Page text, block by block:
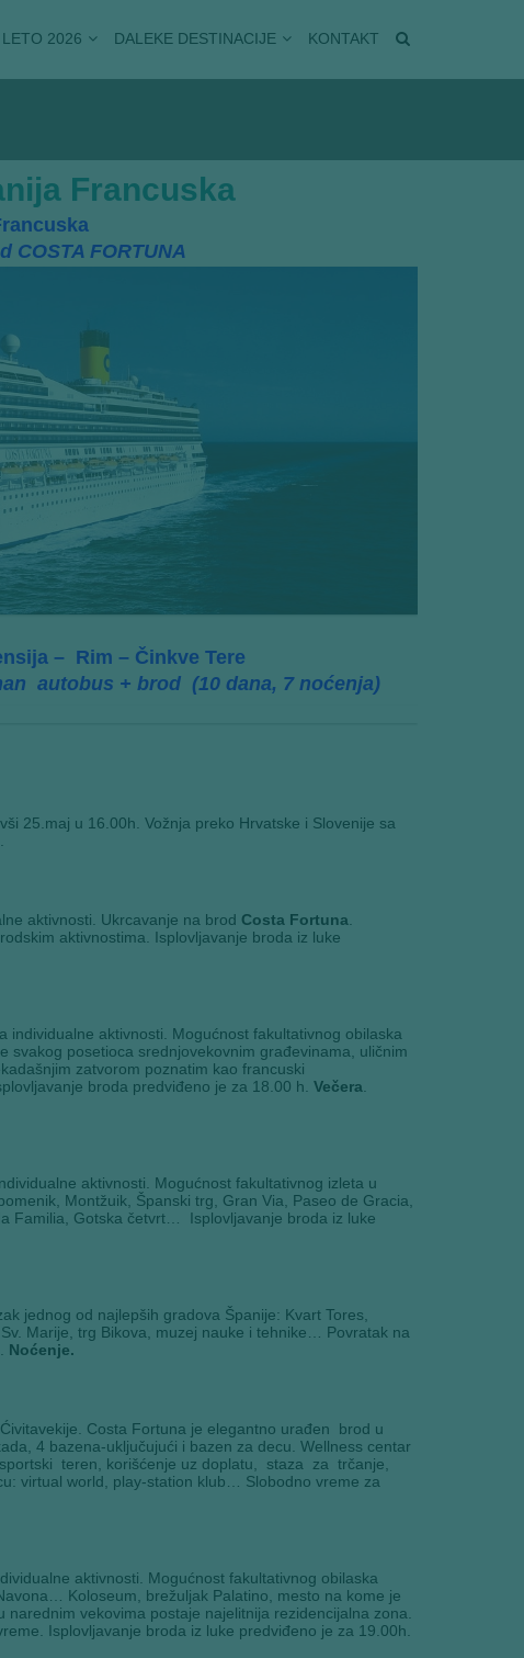
LETO 2026 DALEKE DESTINACIJE KONTAKT
Francuska
COSTA FORTUNA
– Rim – Činkve Tere
autobus + brod (10 dana, 7 noćenja)
25.maj u 16.00h. Vožnja preko Hrvatske i Slovenije sa
aktivnosti. Ukrcavanje na brod Costa Fortuna
aktivnostima. Isplovljavanje broda iz luke
aktivnosti. Mogućnost fakultativnog obilaska
svakog posetioca srednjovekovnim građevinama, uličnim
zatvorom poznatim kao francuski
broda predviđeno je za 18.00 h. Večera
aktivnosti. Mogućnost fakultativnog izleta u
Montžuik, Španski trg, Gran Via, Paseo de Gracia,
Familia, Gotska četvrt… Isplovljavanje broda iz luke
jednog od najlepših gradova Španije: Kvart Tores,
Marije, trg Bikova, muzej nauke i tehnike… Povratak na
Noćenje.
Costa Fortuna je elegantno urađen brod u
4 bazena-uključujući i bazen za decu. Wellness centar
teren, korišćenje uz doplatu, staza za trčanje,
virtual world, play-station klub… Slobodno vreme za
aktivnosti. Mogućnost fakultativnog obilaska
Koloseum, brežuljak Palatino, mesto na kome je
vekovima postaje najelitnija rezidencijalna zona.
Isplovljavanje broda iz luke predviđeno je za 19.00h.